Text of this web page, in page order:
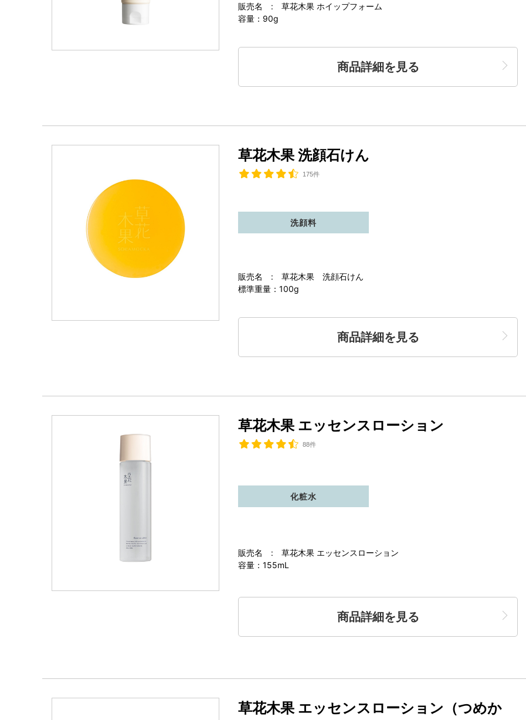
販売名 : 草花木果 ホイップフォーム
容量：90g
商品詳細を見る
草花木果 洗顔石けん
175件
販売名 : 草花木果 洗顔石けん
標準重量：100g
洗顔料
商品詳細を見る
草花木果 エッセンスローション
88件
販売名 : 草花木果 エッセンスローション
容量：155mL
化粧水
商品詳細を見る
草花木果 エッセンスローション（つめか